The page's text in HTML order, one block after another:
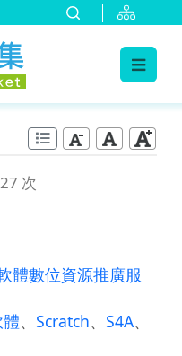
次
體數位資源推廣服
、 Scratch、 S4A、